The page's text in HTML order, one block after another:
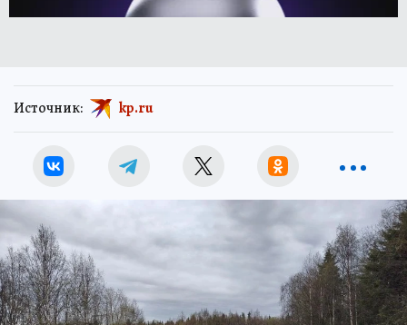
Источник: kp.ru